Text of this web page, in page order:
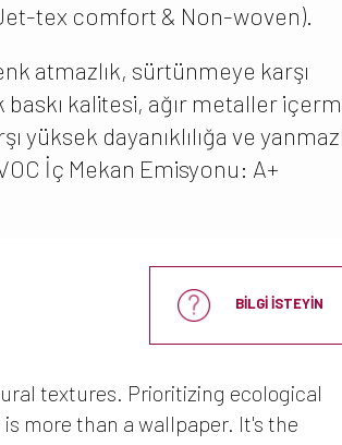
tex comfort & Non-woven).
atmazlık, sürtünmeye karşı
baskı kalitesi, ağır metaller
yüksek dayanıklılığa ve
İç Mekan Emisyonu: A+
BİLGİ İSTEYİN
textures. Prioritizing ecological
more than a wallpaper. It's the